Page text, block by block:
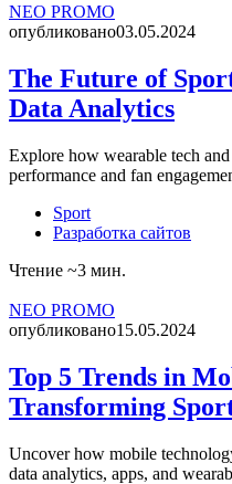
NEO PROMO
опубликовано03.05.2024
The Future of
Data Analytics
Explore how wearable tech
performance and fan
Sport
Разработка сайтов
Чтение ~3 мин.
NEO PROMO
опубликовано15.05.2024
Top 5 Trends in
Transforming
Uncover how mobile
data analytics, apps, and